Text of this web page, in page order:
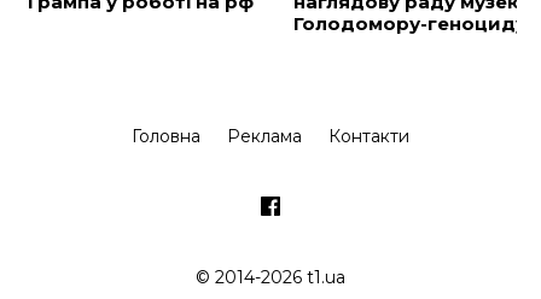
Голодомору-геноциду
Головна Реклама Контакти
© 2014-2026 t1.ua